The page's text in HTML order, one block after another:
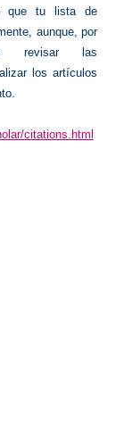
que tu lista de
aunque, por
revisar las
los artículos
citations.html